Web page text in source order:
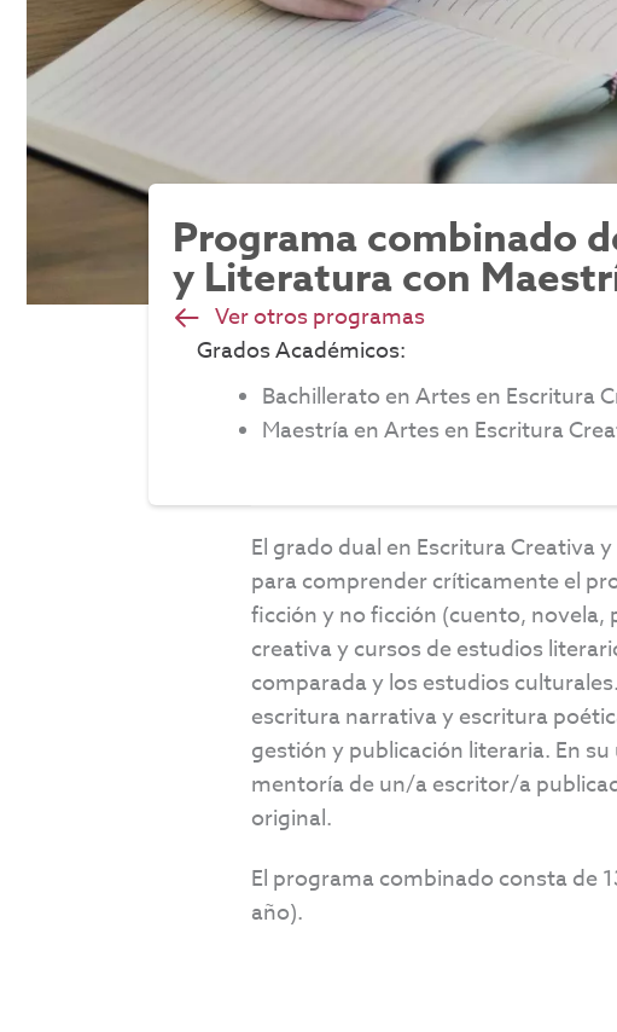
Programa combinado
y Literatura con
Ver otros programas
Grados Académicos:
Bachillerato en Artes en Escritura
Maestría en Artes en Escritura
El grado dual en Escritura Creativa
para comprender críticamente el
ficción y no ficción (cuento, novela,
creativa y cursos de estudios
comparada y los estudios
escritura narrativa y escritura
gestión y publicación literaria. En
mentoría de un/a escritor/a
original.
El programa combinado consta de
año).